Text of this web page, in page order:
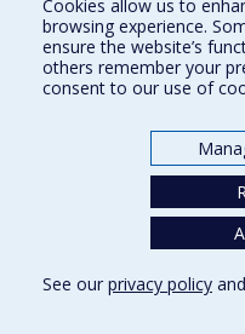
Réadaptation
Directions
DPC
Cookies allow us to
browsing experience.
ensure the website’s
others remember your
consent to our use of
See our privacy policy